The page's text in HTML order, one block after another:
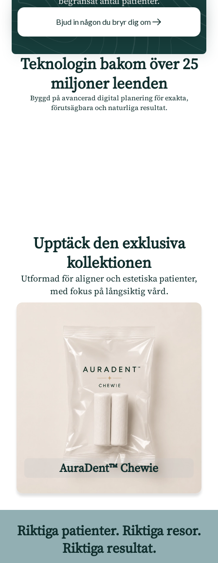
Bjud in någon du bryr dig om
Teknologin bakom över 25
miljoner leenden
Byggd på avancerad digital planering för exakta,
förutsägbara och naturliga resultat.
Upptäck den exklusiva
kollektionen
Utformad för aligner och estetiska patienter,
med fokus på långsiktig vård.
AuraDent™ Chewie
Riktiga patienter. Riktiga resor.
Riktiga resultat.